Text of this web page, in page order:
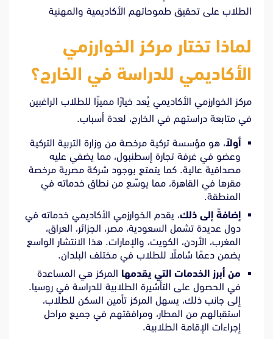
الطلاب على تحقيق طموحاتهم الأكاديمية والمهنية
لماذا تختار مركز الخوارزمي
الأكاديمي للدراسة في الخارج؟
مركز الخوارزمي الأكاديمي يُعد خيارًا مميزًا للطلاب الراغبين
في متابعة دراستهم في الخارج، لعدة أسباب.
أولاً، هو مؤسسة تركية مرخصة من وزارة التربية التركية
وعضو في غرفة تجارة إسطنبول، مما يضفي عليه
مصداقية عالية. كما يتمتع بوجود شركة مصرية مرخصة
مقرها في القاهرة، مما يوسّع من نطاق خدماته في
المنطقة.
إضافةً إلى ذلك، يقدم الخوارزمي الأكاديمي خدماته في
دول عديدة تشمل السعودية، مصر، الجزائر، العراق،
المغرب، الأردن، الكويت، والإمارات. هذا الانتشار الواسع
يضمن دعمًا شاملًا للطلاب في مختلف البلدان.
من أبرز الخدمات التي يقدمها المركز هي المساعدة
في الحصول على التأشيرة الطلابية للدراسة في روسيا.
إلى جانب ذلك، يسهل المركز تأمين السكن للطلاب،
استقبالهم من المطار، ومرافقتهم في جميع مراحل
إجراءات الإقامة الطلابية.